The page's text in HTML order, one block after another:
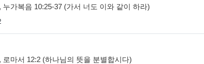
누가복음 10:25-37 (가서 너도 이와 같이 하라)
로마서 12:2 (하나님의 뜻을 분별합시다)